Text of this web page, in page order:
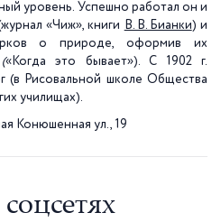
уровень. Успешно работал он и
«Чиж», книги
В. В. Бианки) и
о природе, оформив их
(«Когда это бывает»). С 1902 г.
(в Рисовальной школе Общества
училищах).
Конюшенная ул., 19